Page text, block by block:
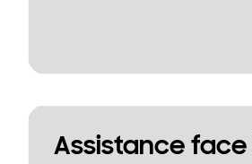
Assistance